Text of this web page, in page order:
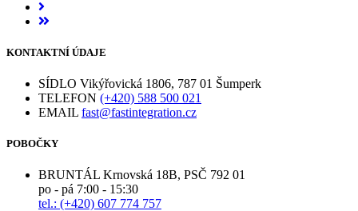
KONTAKTNÍ ÚDAJE
SÍDLO Vikýřovická 1806, 787 01 Šumperk
TELEFON (+420) 588 500 021
EMAIL fast@fastintegration.cz
POBOČKY
BRUNTÁL Krnovská 18B, PSČ 792 01
po - pá 7:00 - 15:30
tel.: (+420) 607 774 757